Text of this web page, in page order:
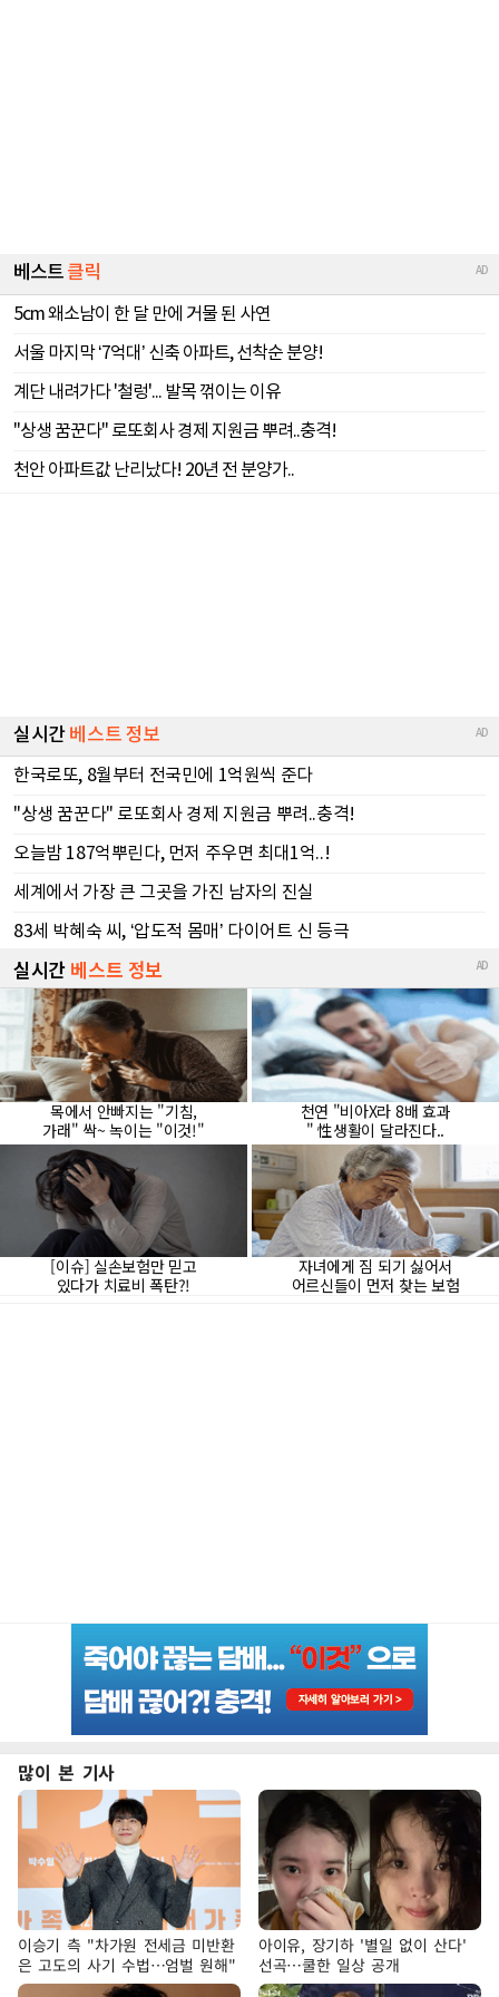
많이 본 기사
이승기 측 "차가원 전세금 미반환
은 고도의 사기 수법…엄벌 원해"
아이유, 장기하 '별일 없이 산다'
선곡…쿨한 일상 공개